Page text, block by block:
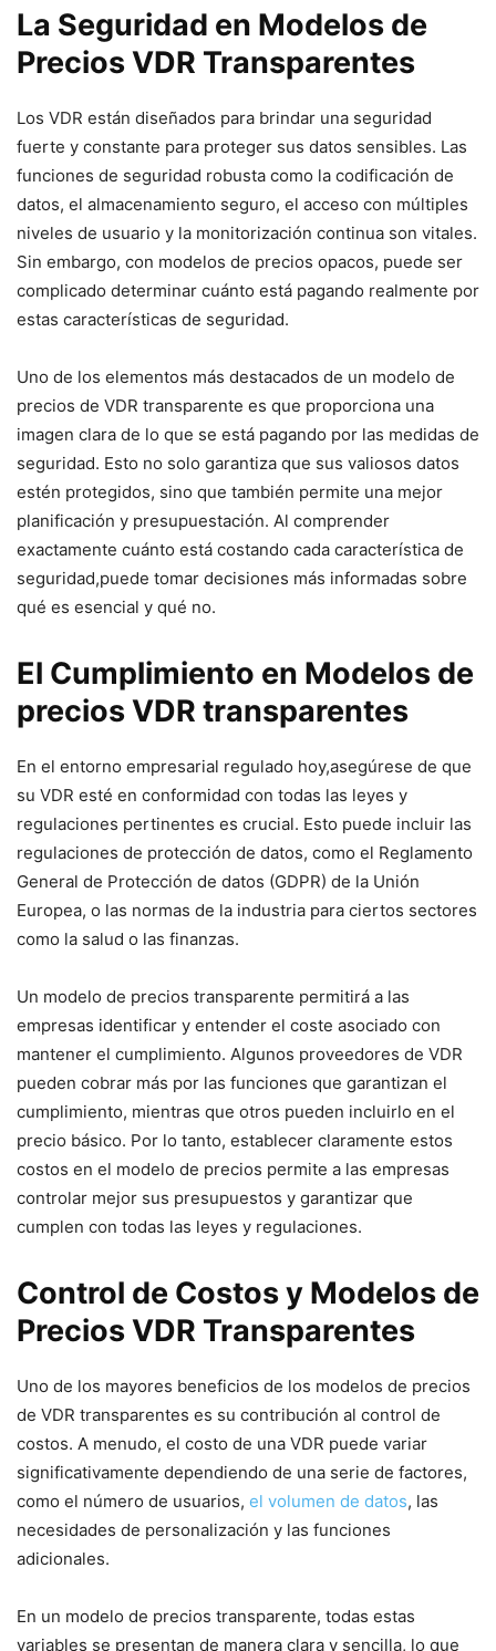
La Seguridad en Modelos de
Precios VDR Transparentes
Los VDR están diseñados para brindar una seguridad
fuerte y constante para proteger sus datos sensibles. Las
funciones de seguridad robusta como la codificación de
datos, ‍el almacenamiento seguro,⁣ el ⁤acceso con⁤ múltiples
niveles ‍de usuario y ​la monitorización continua son vitales.
Sin‌ embargo, con modelos de precios ⁢opacos, puede ⁢ser
complicado ⁢determinar cuánto está pagando realmente por
estas características de seguridad.
Uno de los elementos más destacados de un ​modelo de
precios de VDR transparente es ​que proporciona una
imagen clara de lo que se está pagando por ⁣las medidas de⁣
seguridad. Esto no solo garantiza​ que sus valiosos datos
estén protegidos, sino que también permite una mejor
planificación y presupuestación. Al comprender
exactamente cuánto está ⁢costando cada característica de
seguridad,puede tomar decisiones más informadas ⁣sobre
qué es esencial y qué no.
El Cumplimiento en Modelos de
precios VDR transparentes
En⁢ el entorno empresarial regulado hoy,asegúrese de que‌
su VDR esté en conformidad con todas las‍ leyes y
regulaciones pertinentes⁣ es crucial. Esto ‍puede incluir las
regulaciones de protección de datos, como el Reglamento
General de Protección de datos (GDPR) de la Unión⁤
Europea, o las normas de la industria para ciertos sectores
como la salud o las finanzas.
Un modelo de precios transparente permitirá a las
empresas identificar y entender el coste asociado con
mantener‍ el cumplimiento. Algunos ‌proveedores de VDR
pueden⁣ cobrar más por las funciones que garantizan el
cumplimiento, mientras⁣ que otros pueden incluirlo en el
precio básico. ‍Por lo tanto, ​establecer claramente estos
costos en el modelo de precios permite a las empresas
controlar mejor sus presupuestos y garantizar que
cumplen con todas las leyes y regulaciones.
Control de Costos y Modelos de
Precios VDR Transparentes ‌
Uno de los mayores beneficios⁢ de los​ modelos de precios
de⁤ VDR transparentes es su contribución al control de
costos. A menudo, el costo de una VDR ‍puede variar
significativamente ⁣dependiendo de una serie de factores,
como el número de usuarios, el volumen de datos, las
necesidades de personalización y las funciones⁢
adicionales.
En un modelo de precios transparente, todas estas
variables se presentan⁣ de ‍manera clara y sencilla, lo que